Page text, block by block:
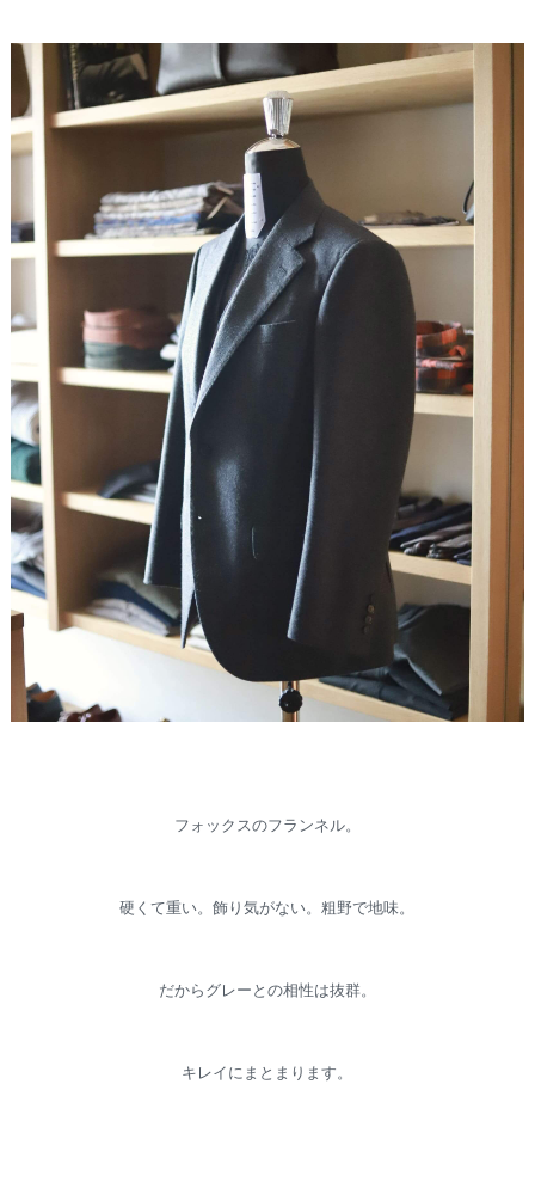
フォックスのフランネル。
硬くて重い。飾り気がない。粗野で地味。
だからグレーとの相性は抜群。
キレイにまとまります。